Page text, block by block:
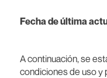
Fecha de última
A continuación, se
condiciones de uso y